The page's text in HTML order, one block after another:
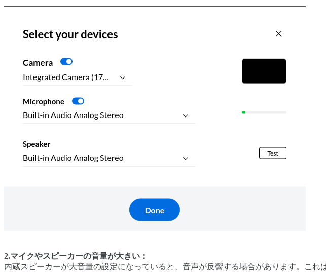
2.マイクやスピーカーの音量が大きい：
内蔵スピーカーが大音量の設定になっていると、音声が反響する場合があります。こ